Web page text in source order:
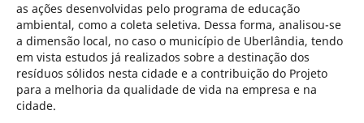
as ações desenvolvidas pelo programa de educação
ambiental, como a coleta seletiva. Dessa forma, analisou-se
a dimensão local, no caso o município de Uberlândia, tendo
em vista estudos já realizados sobre a destinação dos
resíduos sólidos nesta cidade e a contribuição do Projeto
para a melhoria da qualidade de vida na empresa e na
cidade.